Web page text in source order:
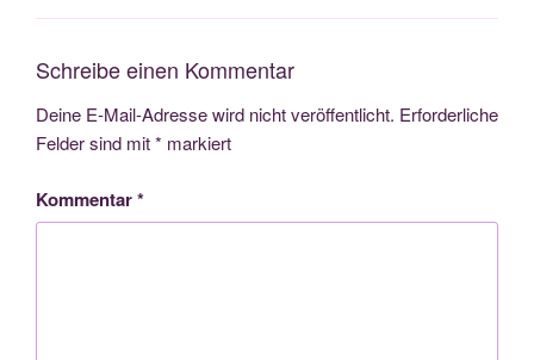
Schreibe einen Kommentar
Deine E-Mail-Adresse wird nicht veröffentlicht. Erforderliche
Felder sind mit* markiert
Kommentar*